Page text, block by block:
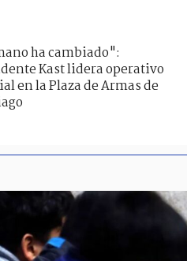
ha cambiado":
Kast lidera operativo
en la Plaza de Armas de